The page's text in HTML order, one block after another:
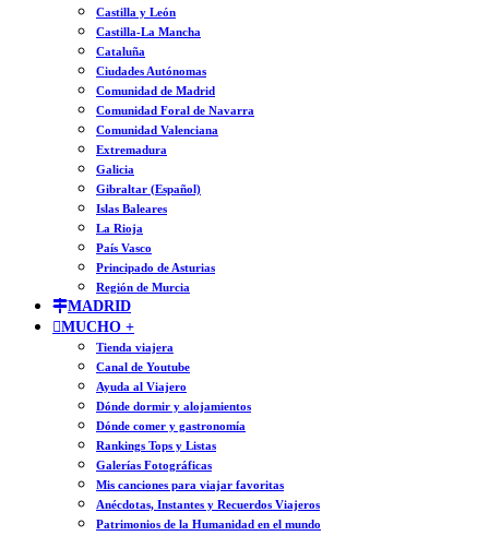
Castilla y León
Castilla-La Mancha
Cataluña
Ciudades Autónomas
Comunidad de Madrid
Comunidad Foral de Navarra
Comunidad Valenciana
Extremadura
Galicia
Gibraltar (Español)
Islas Baleares
La Rioja
País Vasco
Principado de Asturias
Región de Murcia
MADRID
MUCHO +
Tienda viajera
Canal de Youtube
Ayuda al Viajero
Dónde dormir y alojamientos
Dónde comer y gastronomía
Rankings Tops y Listas
Galerías Fotográficas
Mis canciones para viajar favoritas
Anécdotas, Instantes y Recuerdos Viajeros
Patrimonios de la Humanidad en el mundo